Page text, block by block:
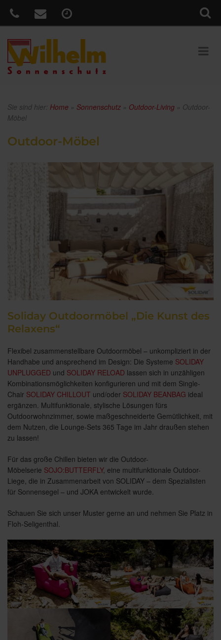
Sie sind hier: Home » Sonnenschutz » Outdoor-Living » Outdoor-
Möbel
Outdoor-Möbel
Soliday Outdoormöbel „Die Kunst des
Relaxens“
Flexibel zusammenstellbare Outdoormöbel – unkompliziert in der
Handhabe und ansprechend im Design: Die Systeme SOLIDAY
UNPLUGGED und SOLIDAY RELOAD lassen sich in unzähligen
Kombinationsmöglichkeiten konfigurieren und mit dem Single-
Chair SOLIDAY CHILLOUT und/oder SOLIDAY BEANBAG ideal
ergänzen. Multifunktionale, stylische Lösungen fürs
Outdoorwohnzimmer, sowie maßgeschneiderte Gemütlichkeit, mit
dem Nutzen, die Lounge-Sets 365 Tage im Jahr draußen stehen
zu lassen!
Für das große Chillen bieten wir die Outdoor-
Möbelserie SOJO:BUTTERFLY, eine multifunktionale Outdoor-
Liege, die in Zusammenarbeit von SOLIDAY – dem Spezialisten
für Sonnensegel – und JOKA entwickelt wurde.
Schauen Sie sich unser Muster gerne an und nehmen Sie Platz in
Floh-Seligenthal.